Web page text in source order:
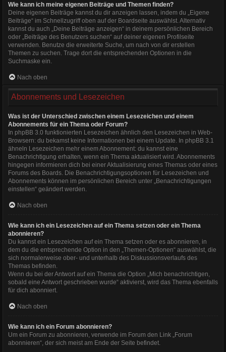
Wie kann ich meine eigenen Beiträge und Themen finden?
Deine eigenen Beiträge kannst du dir anzeigen lassen, indem du „Eigene
Beiträge“ im Schnellzugriff oben auf der Boardseite auswählst. Alternativ
kannst du auch „Deine Beiträge anzeigen“ in deinem persönlichen Bereich
oder „Beiträge des Benutzers suchen“ auf deiner eigenen Profilseite
verwenden. Benutze die erweiterte Suche, um nach von dir erstellen
Themen zu suchen. Trage dort die entsprechenden Optionen in die
Suchmaske ein.
Nach oben
Abonnements und Lesezeichen
Was ist der Unterschied zwischen einem Lesezeichen und einem
Abonnements für ein Thema oder Forum?
In phpBB 3.0 funktionierten Lesezeichen ähnlich den Lesezeichen in Web-
Browsern: du bekamst keine Informationen bei einem Update. In phpBB 3.1
ähneln Lesezeichen mehr einem Abonnement: du kannst eine
Benachrichtigung erhalten, wenn ein Thema aktualisiert wird. Abonnements
hingegen informieren dich bei einer Aktualisierung eines Themas oder eines
Forums des Boards. Die Benachrichtigungsoptionen für Lesezeichen und
Abonnements können im persönlichen Bereich unter „Benachrichtigungen
einstellen“ geändert werden.
Nach oben
Wie kann ich ein Lesezeichen auf ein Thema setzen oder ein Thema
abonnieren?
Du kannst ein Lesezeichen auf ein Thema setzen oder es abonnieren, in
dem du die entsprechende Option in den „Themen-Optionen“ auswählst, die
sich normalerweise ober- und unterhalb des Diskussionsverlaufs des
Themas befinden.
Wenn du bei der Antwort auf ein Thema die Option „Mich benachrichtigen,
sobald eine Antwort geschrieben wurde“ aktivierst, wird das Thema ebenfalls
für dich abonniert.
Nach oben
Wie kann ich ein Forum abonnieren?
Um ein Forum zu abonnieren, verwende im Forum den Link „Forum
abonnieren“, der sich meist am Ende der Seite befindet.